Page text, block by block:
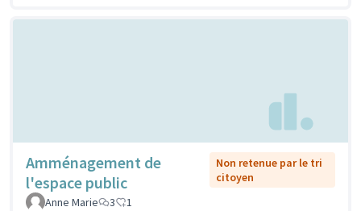
Amménagement de
l'espace public
Non retenue par le tri
citoyen
Anne Marie
3 1